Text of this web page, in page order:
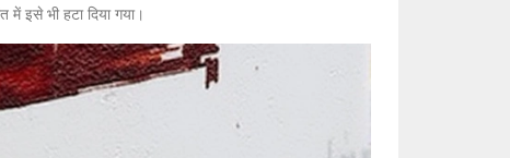
इसे भी हटा दिया गया।